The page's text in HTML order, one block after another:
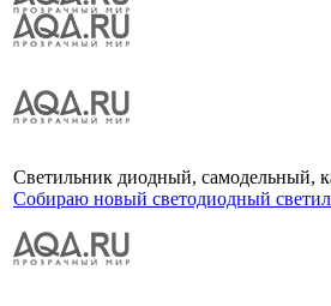
Светильник диодный, самодельный,
Собираю новый светодиодный